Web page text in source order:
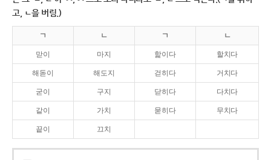
고, ㄴ을 버림.)
ㄱ ㄴ ㄱ ㄴ
맏이 마지 핥이다 할치다
해돋이 해도지 걷히다 거치다
굳이 구지 닫히다 다치다
같이 가치 묻히다 무치다
끝이 끄치